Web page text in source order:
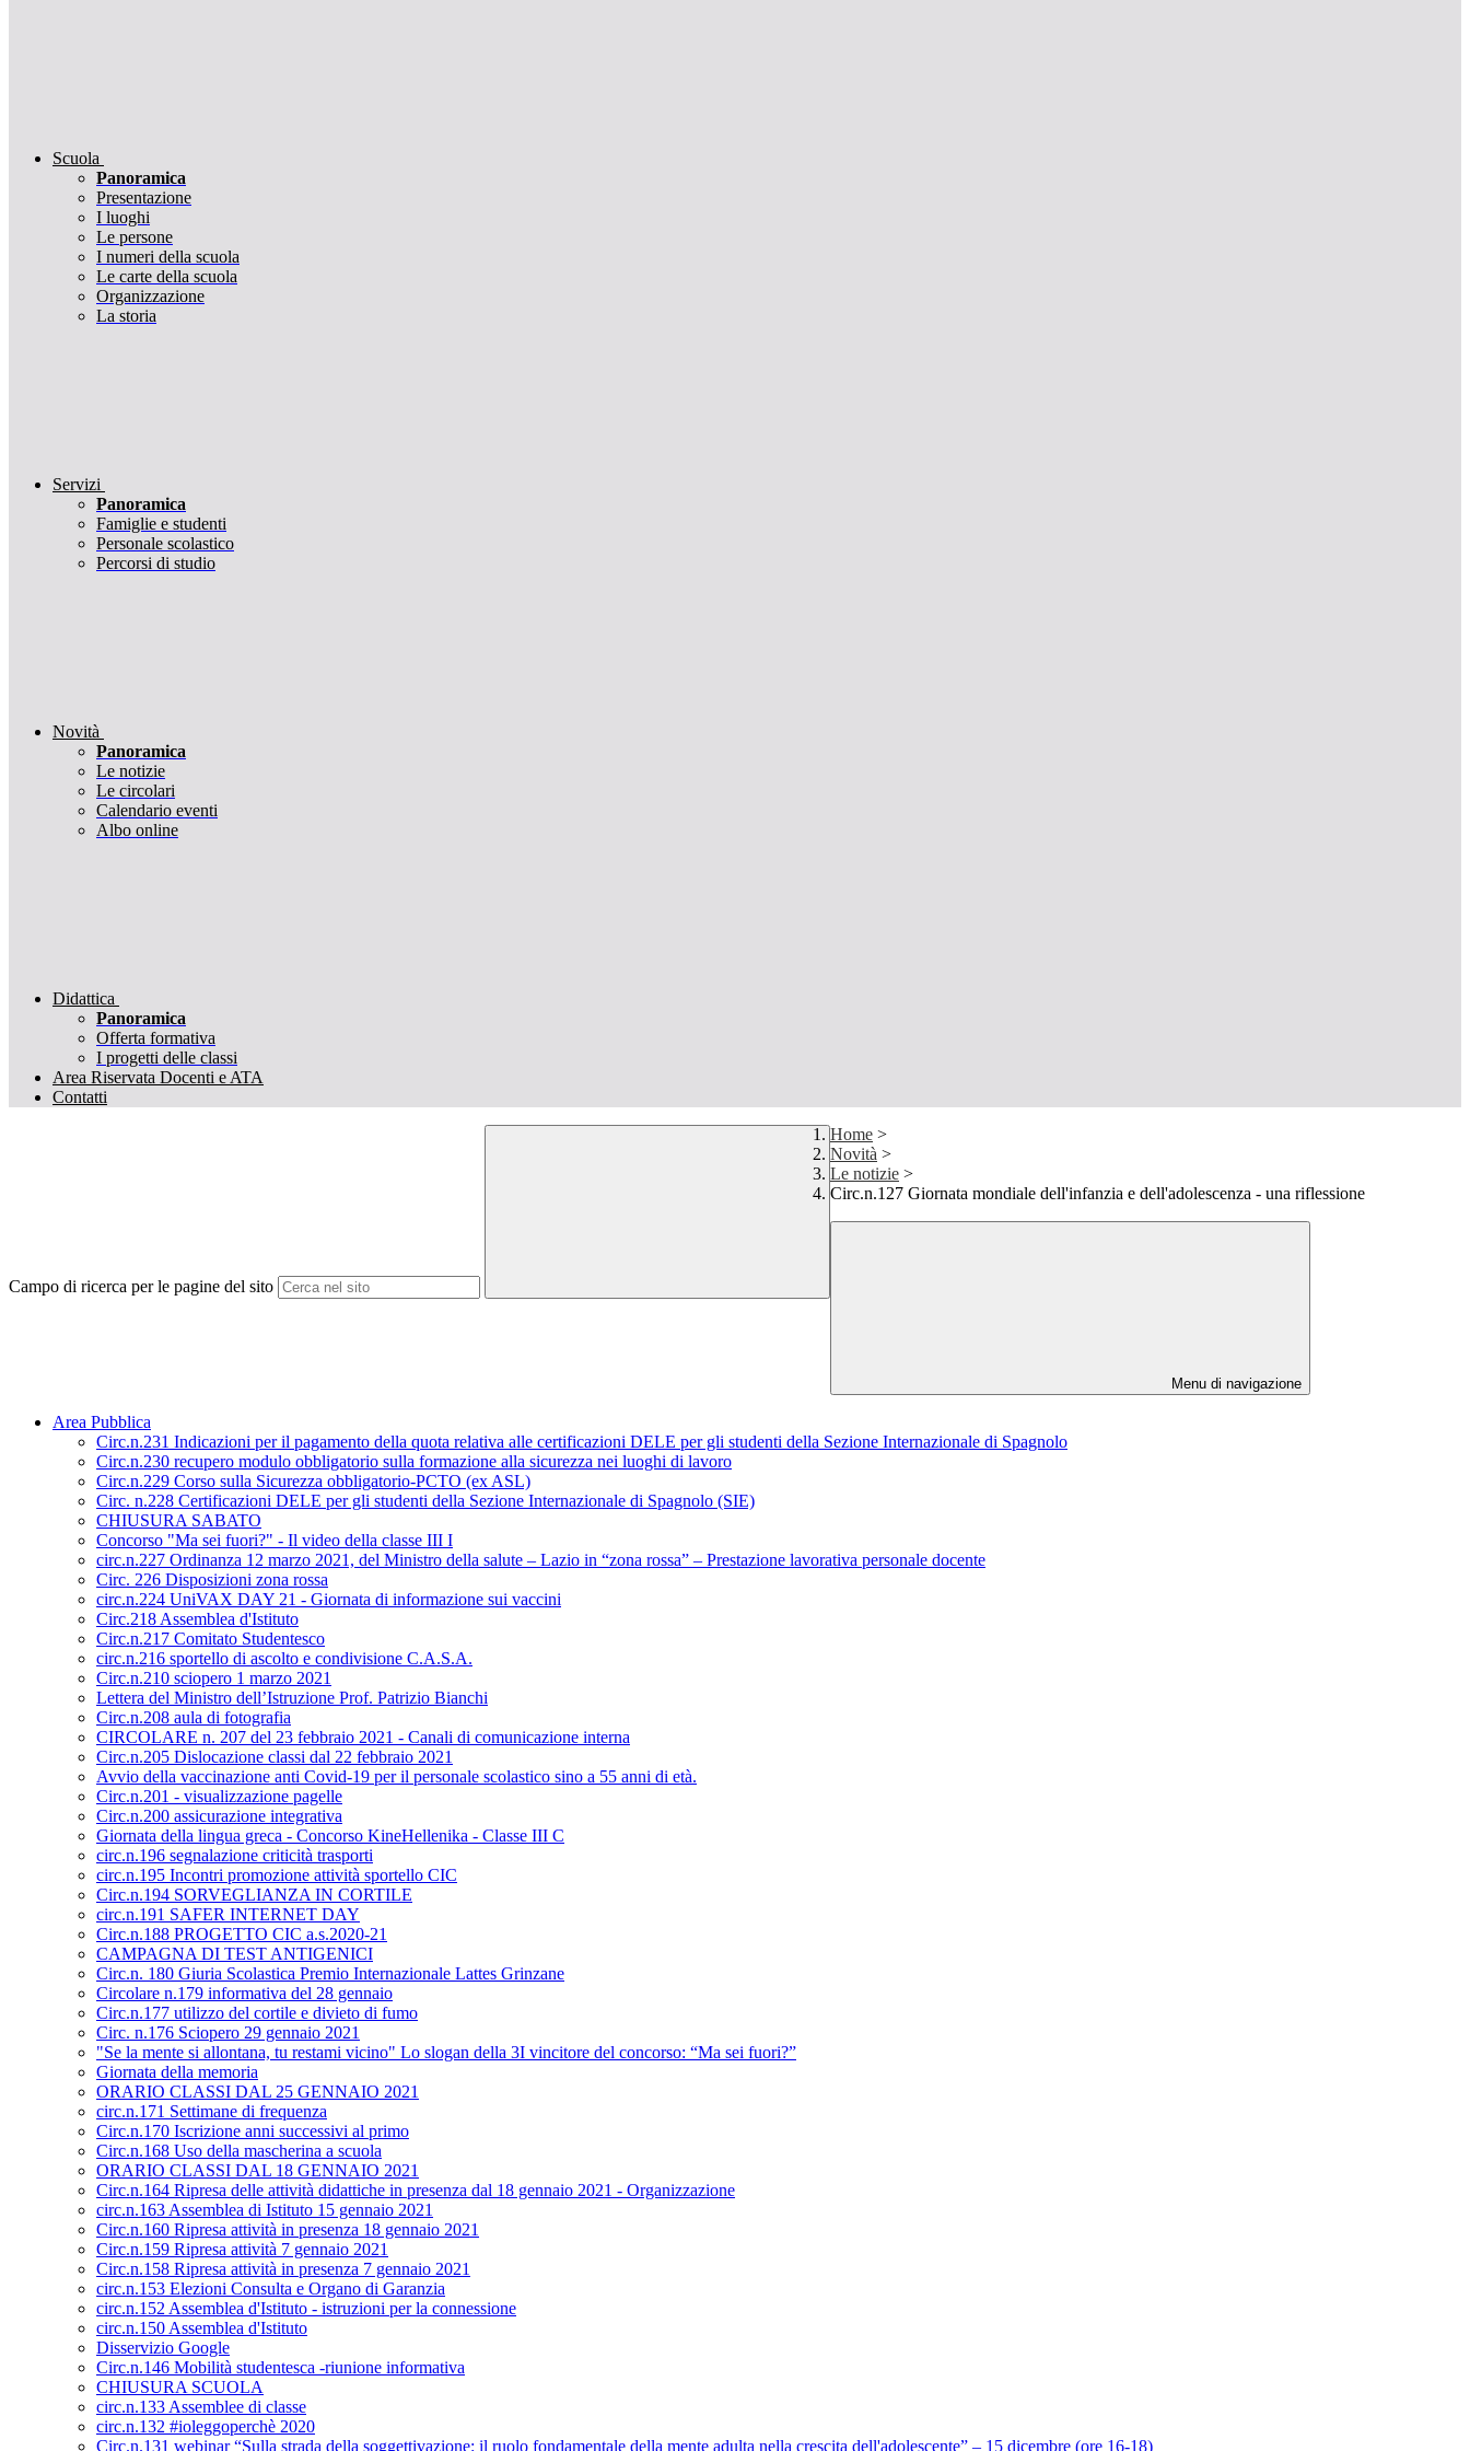
Scuola
Panoramica
Presentazione
I luoghi
Le persone
I numeri della scuola
Le carte della scuola
Organizzazione
La storia
Servizi
Panoramica
Famiglie e studenti
Personale scolastico
Percorsi di studio
Novità
Panoramica
Le notizie
Le circolari
Calendario eventi
Albo online
Didattica
Panoramica
Offerta formativa
I progetti delle classi
Area Riservata Docenti e ATA
Contatti
Campo di ricerca per le pagine del sito
Home >
Novità >
Le notizie >
Circ.n.127 Giornata mondiale dell'infanzia e dell'adolescenza - una riflessione
Menu di navigazione
Area Pubblica
Circ.n.231 Indicazioni per il pagamento della quota relativa alle certificazioni DELE per gli studenti della Sezione Internazionale di Spagnolo
Circ.n.230 recupero modulo obbligatorio sulla formazione alla sicurezza nei luoghi di lavoro
Circ.n.229 Corso sulla Sicurezza obbligatorio-PCTO (ex ASL)
Circ. n.228 Certificazioni DELE per gli studenti della Sezione Internazionale di Spagnolo (SIE)
CHIUSURA SABATO
Concorso "Ma sei fuori?" - Il video della classe III I
circ.n.227 Ordinanza 12 marzo 2021, del Ministro della salute – Lazio in “zona rossa” – Prestazione lavorativa personale docente
Circ. 226 Disposizioni zona rossa
circ.n.224 UniVAX DAY 21 - Giornata di informazione sui vaccini
Circ.218 Assemblea d'Istituto
Circ.n.217 Comitato Studentesco
circ.n.216 sportello di ascolto e condivisione C.A.S.A.
Circ.n.210 sciopero 1 marzo 2021
Lettera del Ministro dell’Istruzione Prof. Patrizio Bianchi
Circ.n.208 aula di fotografia
CIRCOLARE n. 207 del 23 febbraio 2021 - Canali di comunicazione interna
Circ.n.205 Dislocazione classi dal 22 febbraio 2021
Avvio della vaccinazione anti Covid-19 per il personale scolastico sino a 55 anni di età.
Circ.n.201 - visualizzazione pagelle
Circ.n.200 assicurazione integrativa
Giornata della lingua greca - Concorso KineHellenika - Classe III C
circ.n.196 segnalazione criticità trasporti
circ.n.195 Incontri promozione attività sportello CIC
Circ.n.194 SORVEGLIANZA IN CORTILE
circ.n.191 SAFER INTERNET DAY
Circ.n.188 PROGETTO CIC a.s.2020-21
CAMPAGNA DI TEST ANTIGENICI
Circ.n. 180 Giuria Scolastica Premio Internazionale Lattes Grinzane
Circolare n.179 informativa del 28 gennaio
Circ.n.177 utilizzo del cortile e divieto di fumo
Circ. n.176 Sciopero 29 gennaio 2021
"Se la mente si allontana, tu restami vicino" Lo slogan della 3I vincitore del concorso: “Ma sei fuori?”
Giornata della memoria
ORARIO CLASSI DAL 25 GENNAIO 2021
circ.n.171 Settimane di frequenza
Circ.n.170 Iscrizione anni successivi al primo
Circ.n.168 Uso della mascherina a scuola
ORARIO CLASSI DAL 18 GENNAIO 2021
Circ.n.164 Ripresa delle attività didattiche in presenza dal 18 gennaio 2021 - Organizzazione
circ.n.163 Assemblea di Istituto 15 gennaio 2021
Circ.n.160 Ripresa attività in presenza 18 gennaio 2021
Circ.n.159 Ripresa attività 7 gennaio 2021
Circ.n.158 Ripresa attività in presenza 7 gennaio 2021
circ.n.153 Elezioni Consulta e Organo di Garanzia
circ.n.152 Assemblea d'Istituto - istruzioni per la connessione
circ.n.150 Assemblea d'Istituto
Disservizio Google
Circ.n.146 Mobilità studentesca -riunione informativa
CHIUSURA SCUOLA
circ.n.133 Assemblee di classe
circ.n.132 #ioleggoperchè 2020
Circ.n.131 webinar “Sulla strada della soggettivazione: il ruolo fondamentale della mente adulta nella crescita dell'adolescente” – 15 dicembre (ore 16-18)